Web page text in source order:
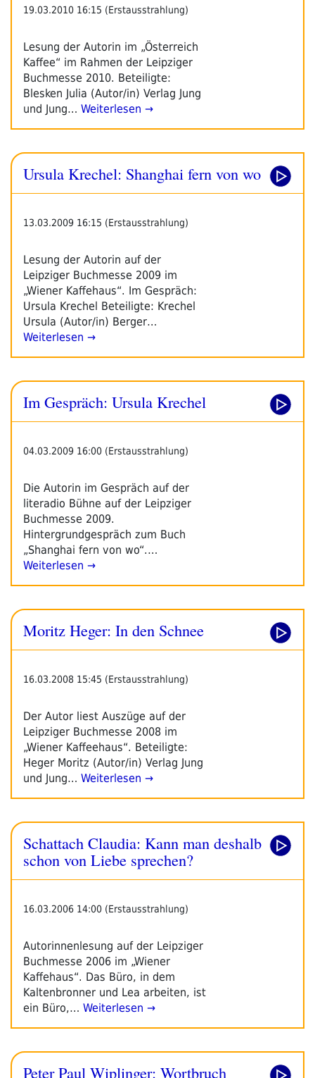
19.03.2010 16:15 (Erstausstrahlung)
Lesung der Autorin im „Österreich
Kaffee“ im Rahmen der Leipziger
Buchmesse 2010. Beteiligte:
Blesken Julia (Autor/in) Verlag Jung
und Jung… Weiterlesen →
Ursula Krechel: Shanghai fern von wo
13.03.2009 16:15 (Erstausstrahlung)
Lesung der Autorin auf der
Leipziger Buchmesse 2009 im
„Wiener Kaffehaus“. Im Gespräch:
Ursula Krechel Beteiligte: Krechel
Ursula (Autor/in) Berger…
Weiterlesen →
Im Gespräch: Ursula Krechel
04.03.2009 16:00 (Erstausstrahlung)
Die Autorin im Gespräch auf der
literadio Bühne auf der Leipziger
Buchmesse 2009.
Hintergrundgespräch zum Buch
„Shanghai fern von wo“.…
Weiterlesen →
Moritz Heger: In den Schnee
16.03.2008 15:45 (Erstausstrahlung)
Der Autor liest Auszüge auf der
Leipziger Buchmesse 2008 im
„Wiener Kaffeehaus“. Beteiligte:
Heger Moritz (Autor/in) Verlag Jung
und Jung… Weiterlesen →
Schattach Claudia: Kann man deshalb
schon von Liebe sprechen?
16.03.2006 14:00 (Erstausstrahlung)
Autorinnenlesung auf der Leipziger
Buchmesse 2006 im „Wiener
Kaffehaus“. Das Büro, in dem
Kaltenbronner und Lea arbeiten, ist
ein Büro,… Weiterlesen →
Peter Paul Wiplinger: Wortbruch